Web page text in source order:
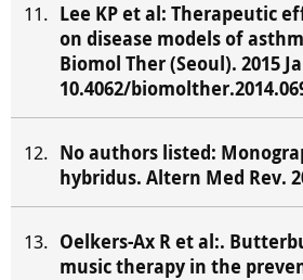
Lee KP et al: Therapeutic
on disease models of
Biomol Ther (Seoul). 2015
10.4062/
No authors listed:
hybridus. Altern Med Rev.
Oelkers-Ax R et al:.
music therapy in the